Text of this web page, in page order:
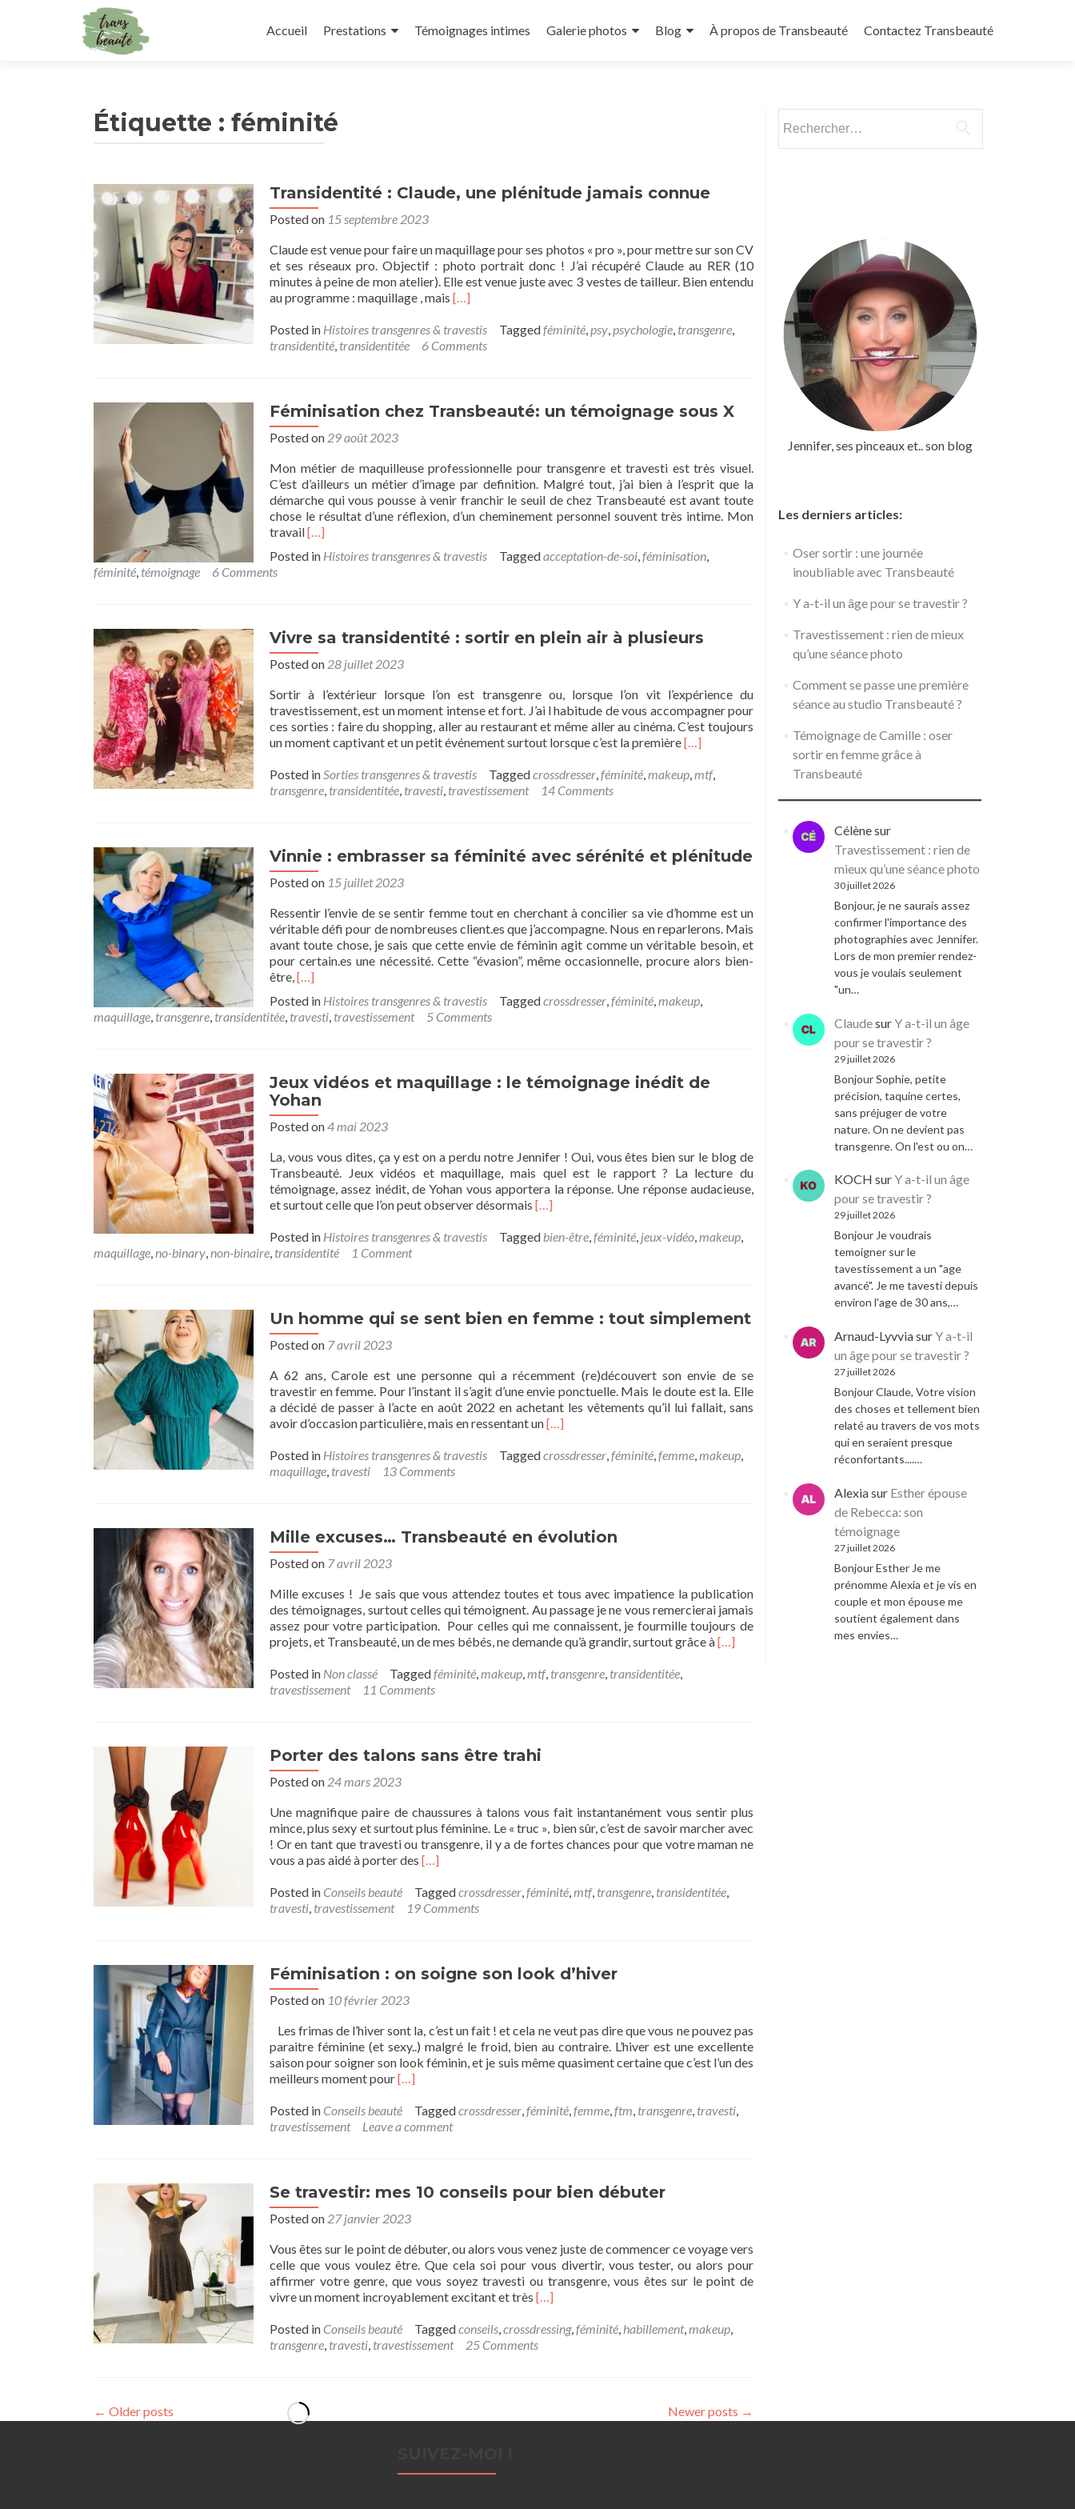
to
Accueil Prestations Témoignages intimes Galerie photos Blog À propos de Transbeauté Contactez Transbeauté
Étiquette : féminité
Transidentité : Claude, une plénitude jamais connue
Posted on 15 septembre 2023
Claude est venue pour faire un maquillage pour ses photos « pro », pour mettre sur son CV
et ses réseaux pro. Objectif : photo portrait donc ! J’ai récupéré Claude au RER (10
minutes à peine de mon atelier). Elle est venue juste avec 3 vestes de tailleur. Bien entendu
au programme : maquillage , mais Read
about
Transidentité
plénitude
[…]
Posted in Histoires transgenres & travestis Taggedféminité,psy,psychologie, transgenre,
transidentité, transidentitée 6 Comments
Féminisation chez Transbeauté: un témoignage sous X
Posted on 29 août 2023
Mon métier de maquilleuse professionnelle pour transgenre et travesti est très visuel.
C’est d’ailleurs un métier d’image par definition. Malgré tout, j’ai bien à l’esprit que la
démarche qui vous pousse à venir franchir le seuil de chez Transbeauté est avant toute
chose le résultat d’une réflexion, d’un cheminement personnel souvent très intime. Mon
travailRead
about
témoignage
sous
[…]
Posted in Histoires transgenres & travestis Taggedacceptation-de-soi,féminisation,
féminité, témoignage 6 Comments
Vivre sa transidentité : sortir en plein air à plusieurs
Posted on 28 juillet 2023
Sortir à l’extérieur lorsque l’on est transgenre ou, lorsque l’on vit l’expérience du
travestissement, est un moment intense et fort. J’ai l habitude de vous accompagner pour
ces sorties : faire du shopping, aller au restaurant et même aller au cinéma. C’est toujours
un moment captivant et un petit événement surtout lorsque c’est la premièreRead
about
sortir
à
plusieurs
[…]
Posted inSorties transgenres & travestis Taggedcrossdresser,féminité,makeup,mtf,
transgenre, transidentitée, travesti, travestissement 14 Comments
Vinnie : embrasser sa féminité avec sérénité et plénitude
Posted on 15 juillet 2023
Ressentir l’envie de se sentir femme tout en cherchant à concilier sa vie d’homme est un
véritable défi pour de nombreuses client.es que j’accompagne. Nous en reparlerons. Mais
avant toute chose, je sais que cette envie de féminin agit comme un véritable besoin, et
pour certain.es une nécessité. Cette “évasion”, même occasionnelle, procure alors bien-
être,Read
about
Vinnie
féminité
avec
sérénité
et
plénitude
[…]
Posted in Histoires transgenres & travestis Taggedcrossdresser,féminité,makeup,
maquillage, transgenre, transidentitée, travesti, travestissement 5 Comments
Jeux vidéos et maquillage : le témoignage inédit de
Yohan
Posted on4 mai 2023
La, vous vous dites, ça y est on a perdu notre Jennifer ! Oui, vous êtes bien sur le blog de
Transbeauté. Jeux vidéos et maquillage, mais quel est le rapport ? La lecture du
témoignage, assez inédit, de Yohan vous apportera la réponse. Une réponse audacieuse,
et surtout celle que l’on peut observer désormais Read
about
:
de
Yohan
[…]
Posted in Histoires transgenres & travestis Tagged bien-être,féminité, jeux-vidéo,makeup,
maquillage,no-binary,non-binaire, transidentité 1 Comment
Un homme qui se sent bien en femme : tout simplement
Posted on 7 avril 2023
A 62 ans, Carole est une personne qui a récemment (re)découvert son envie de se
travestir en femme. Pour l’instant il s’agit d’une envie ponctuelle. Mais le doute est la. Elle
a décidé de passer à l’acte en août 2022 en achetant les vêtements qu’il lui fallait, sans
avoir d’occasion particulière, mais en ressentant unRead
about
sent
:
tout
simplement
[…]
Posted in Histoires transgenres & travestis Taggedcrossdresser,féminité,femme,makeup,
maquillage, travesti 13 Comments
Mille excuses… Transbeauté en évolution
Posted on 7 avril 2023
Mille excuses ! Je sais que vous attendez toutes et tous avec impatience la publication
des témoignages, surtout celles qui témoignent. Au passage je ne vous remercierai jamais
assez pour votre participation. Pour celles qui me connaissent, je fourmille toujours de
projets, et Transbeauté, un de mes bébés, ne demande qu’à grandir, surtout grâce àRead
[…]
Posted in Non classé Taggedféminité,makeup,mtf, transgenre, transidentitée,
travestissement
11 Comments
Porter des talons sans être trahi
Posted on 24 mars 2023
Une magnifique paire de chaussures à talons vous fait instantanément vous sentir plus
mince, plus sexy et surtout plus féminine. Le « truc », bien sûr, c’est de savoir marcher avec
! Or en tant que travesti ou transgenre, il y a de fortes chances pour que votre maman ne
vous a pas aidé à porter des Read
about
Porter
être
[…]
Posted in Conseils beauté Taggedcrossdresser,féminité,mtf, transgenre, transidentitée,
travesti, travestissement 19 Comments
Féminisation : on soigne son look d’hiver
Posted on 10 février 2023
Les frimas de l’hiver sont la, c’est un fait ! et cela ne veut pas dire que vous ne pouvez pas
paraitre féminine (et sexy..) malgré le froid, bien au contraire. L’hiver est une excellente
saison pour soigner son look féminin, et je suis même quasiment certaine que c’est l’un des
meilleurs moment pourRead
about
Féminisation
son
d’hiver
[…]
Posted in Conseils beauté Taggedcrossdresser,féminité,femme,ftm, transgenre, travesti,
travestissement
Leave a comment
Se travestir: mes 10 conseils pour bien débuter
Posted on 27 janvier 2023
Vous êtes sur le point de débuter, ou alors vous venez juste de commencer ce voyage vers
celle que vous voulez être. Que cela soi pour vous divertir, vous tester, ou alors pour
affirmer votre genre, que vous soyez travesti ou transgenre, vous êtes sur le point de
vivre un moment incroyablement excitant et très Read
about
Se
pour
[…]
Posted in Conseils beauté Taggedconseils,crossdressing,féminité, habillement,makeup,
transgenre, travesti, travestissement 25 Comments
Navigation
des
articles
← Older posts Newer posts →
Jennifer, ses pinceaux et.. son blog
Les derniers articles:
Oser sortir : une journée
inoubliable avec Transbeauté
Y a-t-il un âge pour se travestir ?
Travestissement : rien de mieux
qu’une séance photo
Comment se passe une première
séance au studio Transbeauté ?
Témoignage de Camille : oser
sortir en femme grâce à
Transbeauté
Célènesur
Travestissement : rien de
mieux qu’une séance photo
30 juillet 2026
Bonjour, je ne saurais assez
confirmer l'importance des
photographies avec Jennifer.
Lors de mon premier rendez-
vous je voulais seulement
"un…
ClaudesurY a-t-il un âge
pour se travestir ?
29 juillet 2026
Bonjour Sophie, petite
précision, taquine certes,
sans préjuger de votre
nature. On ne devient pas
transgenre. On l'est ou on…
KOCH surY a-t-il un âge
pour se travestir ?
29 juillet 2026
Bonjour Je voudrais
temoigner sur le
tavestissement a un "age
avancé". Je me tavesti depuis
environ l'age de 30 ans,…
Arnaud-LyvviasurY a-t-il
un âge pour se travestir ?
27 juillet 2026
Bonjour Claude, Votre vision
des choses et tellement bien
relaté au travers de vos mots
qui en seraient presque
réconfortants....…
Alexiasur Esther épouse
de Rebecca: son
témoignage
27 juillet 2026
Bonjour Esther Je me
prénomme Alexia et je vis en
couple et mon épouse me
soutient également dans
mes envies…